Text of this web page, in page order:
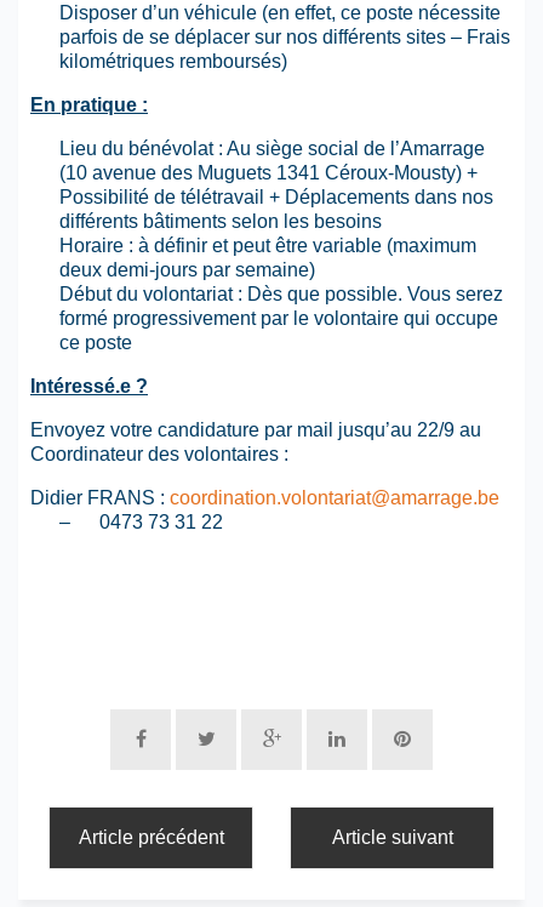
Disposer d’un véhicule (en effet, ce poste nécessite
parfois de se déplacer sur nos différents sites – Frais
kilométriques remboursés)
En pratique :
Lieu du bénévolat : Au siège social de l’Amarrage
(10 avenue des Muguets 1341 Céroux-Mousty) +
Possibilité de télétravail + Déplacements dans nos
différents bâtiments selon les besoins
Horaire : à définir et peut être variable (maximum
deux demi-jours par semaine)
Début du volontariat : Dès que possible. Vous serez
formé progressivement par le volontaire qui occupe
ce poste
Intéressé.e ?
Envoyez votre candidature par mail jusqu’au 22/9 au
Coordinateur des volontaires :
Didier FRANS : coordination.volontariat@amarrage.be
– 0473 73 31 22
Article précédent Article suivant